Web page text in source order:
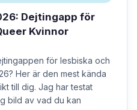
Dejtingapp för
Kvinnor
för lesbiska och
Her är den mest kända
till dig. Jag har testat
bild av vad du kan